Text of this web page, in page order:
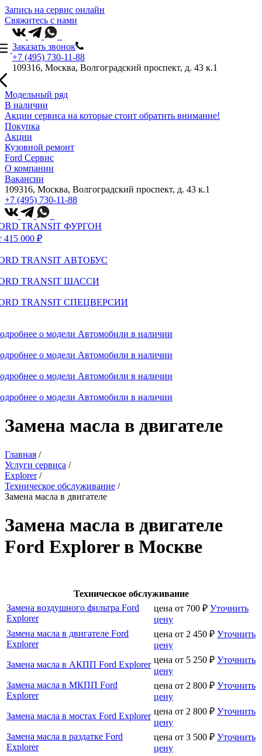
Запись на сервис онлайн
Свяжитесь с нами
Заказать звонок
+7 (495) 730-11-88
109316, Москва, Волгоградский проспект, д. 43 к.1
Модельный ряд
В наличии
Акции сервиса на которые стоит обратить внимание!
Покупка
Акции
Кузовной ремонт
Ford Сервис
О компании
Вакансии
109316, Москва, Волгоградский проспект, д. 43 к.1
+7 (495) 730-11-88
TRANSIT ФУРГОН
415 000 ₽
TRANSIT АВТОБУС
TRANSIT ШАССИ
TRANSIT СПЕЦВЕРСИИ
о модели Автомобили в наличии
о модели Автомобили в наличии
о модели Автомобили в наличии
о модели Автомобили в наличии
Замена масла в двигателе
Главная /
Услуги сервиса /
Explorer/
Техническое обслуживание /
Замена масла в двигателе
Замена масла в двигателе
Ford Explorer в Москве
Техническое обслуживание
Замена воздушного фильтра Ford
Explorer
цена от 700 ₽ Уточнить
цену
Замена масла в двигателе Ford
Explorer
цена от 2 450 ₽ Уточнить
цену
Замена масла в АКПП Ford Explorer цена от 5 250 ₽ Уточнить
цену
Замена масла в МКПП Ford
Explorer
цена от 2 800 ₽ Уточнить
цену
Замена масла в мостах Ford Explorer цена от 2 800 ₽ Уточнить
цену
Замена масла в раздатке Ford
Explorer
цена от 3 500 ₽ Уточнить
цену